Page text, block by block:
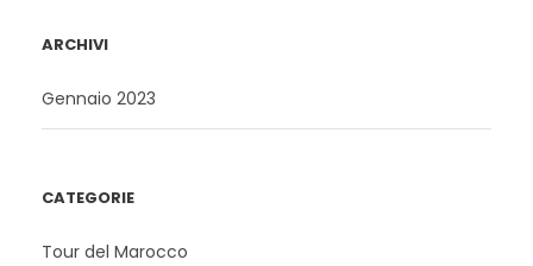
ARCHIVI
Gennaio 2023
CATEGORIE
Tour del Marocco